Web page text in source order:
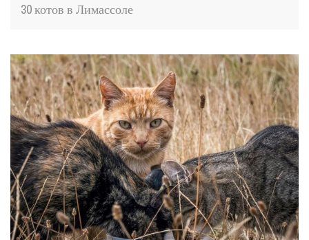
30 котов в Лимассоле